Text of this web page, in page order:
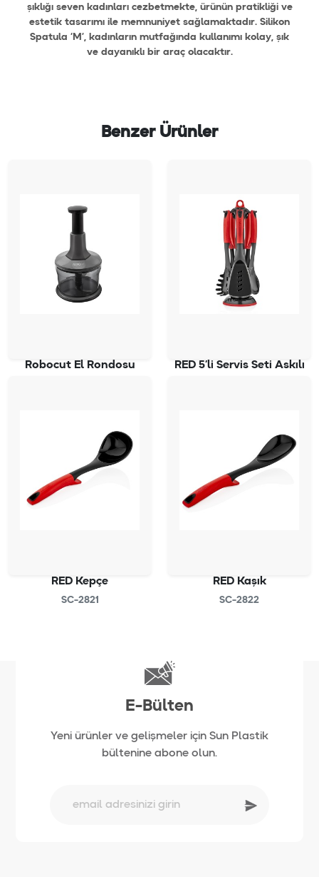
şıklığı seven kadınları cezbetmekte, ürünün pratikliği ve
estetik tasarımı ile memnuniyet sağlamaktadır. Silikon
Spatula ‘M’, kadınların mutfağında kullanımı kolay, şık
ve dayanıklı bir araç olacaktır.
Benzer Ürünler
Robocut El Rondosu RED 5’li Servis Seti Askılı
RED Kepçe
SC-2821
RED Kaşık
SC-2822
E-Bülten
Yeni ürünler ve gelişmeler için Sun Plastik
bültenine abone olun.